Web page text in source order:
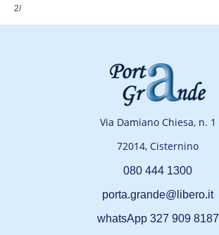
2/
Via Damiano Chiesa, n. 1
72014, Cisternino
080 444 1300
porta.grande@libero.it
whatsApp 327 909 8187